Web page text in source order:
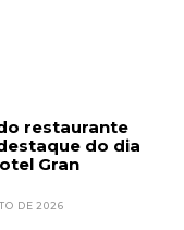
restaurante
do dia
Gran
DE 2026